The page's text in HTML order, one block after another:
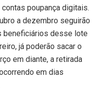
poupança digitais.
a dezembro seguirão
beneficiários desse lote
já poderão sacar o
em diante, a retirada
em dias